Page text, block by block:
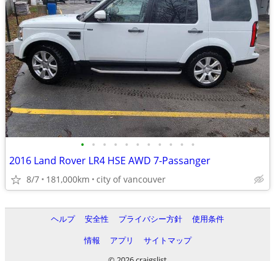
• • • • • • • • • • •
2016 Land Rover LR4 HSE AWD 7-Passanger
8/7 181,000km city of vancouver
ヘルプ 安全性 プライバシー方針
使用条件
情報
アプリ
サイトマップ